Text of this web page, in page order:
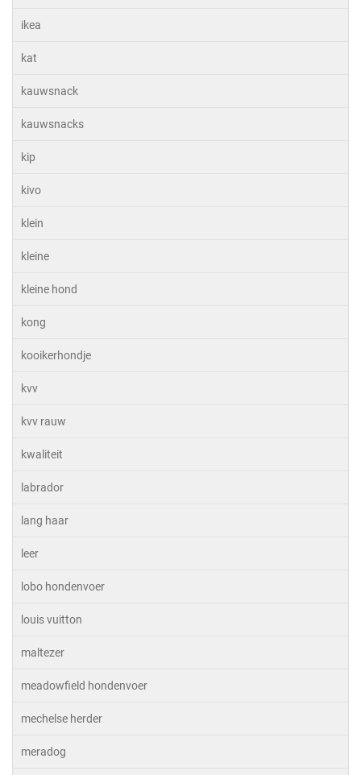
ikea
kat
kauwsnack
kauwsnacks
kip
kivo
klein
kleine
kleine hond
kong
kooikerhondje
kvv
kvv rauw
kwaliteit
labrador
lang haar
leer
lobo hondenvoer
louis vuitton
maltezer
meadowfield hondenvoer
mechelse herder
meradog